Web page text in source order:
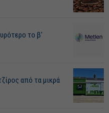
το β'
από τα μικρά